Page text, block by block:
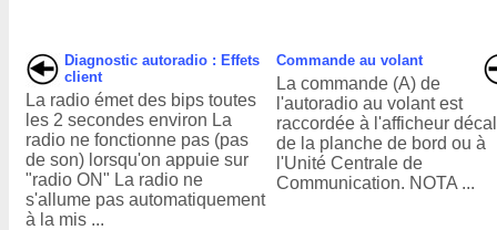
Diagnostic autoradio : Effets
client
La radio émet des bips toutes
les 2 secondes environ La
radio ne fonctionne pas (pas
de son) lorsqu'on appuie sur
"radio ON" La radio ne
s'allume pas automatiquement
à la mis ...
Commande au volant
La commande (A) de
l'autoradio au volant est
raccordée à l'afficheur
de la planche de bord ou à
l'Unité Centrale de
Communication. NOTA ...